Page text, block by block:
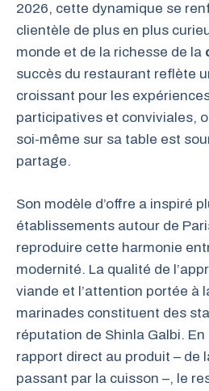
2026, cette dynamique se
clientèle de plus en plus
monde et de la richesse de la
succès du restaurant reflète
croissant pour les
participatives et conviviales,
soi-même sur sa table est
partage.
Son modèle d’offre a inspiré
établissements autour de
reproduire cette harmonie
modernité. La qualité de
viande et l’attention portée à
marinades constituent des
réputation de Shinla Galbi.
rapport direct au produit – de
passant par la cuisson –, le